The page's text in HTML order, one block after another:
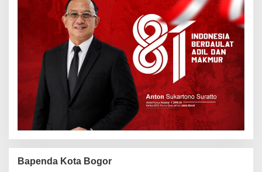
Bapenda Kota Bogor